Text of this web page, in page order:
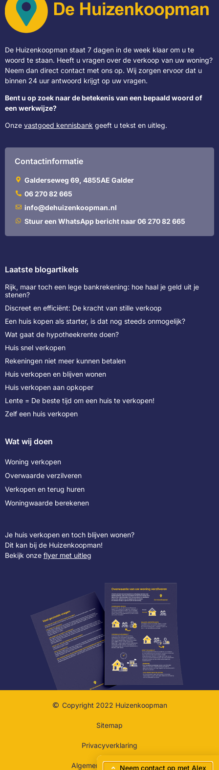
De Huizenkoopman staat 7 dagen in de week klaar om u te
woord te staan. Heeft u vragen over de verkoop van uw woning?
Neem dan direct contact met ons op. Wij zorgen ervoor dat u
binnen 24 uur antwoord krijgt op uw vragen.
Bent u op zoek naar de betekenis van een bepaald woord of
een werkwijze?
Onze vastgoed kennisbank geeft u tekst en uitleg.
Contactinformatie
Galderseweg 69, 4855AE Galder
06 270 82 665
info@dehuizenkoopman.nl
Stuur een WhatsApp bericht naar 06 270 82 665
Laatste blogartikels
Rijk, maar toch een lege bankrekening: hoe haal je geld uit je
stenen?
Discreet en efficiënt: De kracht van stille verkoop
Een huis kopen als starter, is dat nog steeds onmogelijk?
Wat gaat de hypotheekrente doen?
Huis snel verkopen
Rekeningen niet meer kunnen betalen
Huis verkopen en blijven wonen
Huis verkopen aan opkoper
Lente = De beste tijd om een huis te verkopen!
Zelf een huis verkopen
Wat wij doen
Woning verkopen
Overwaarde verzilveren
Verkopen en terug huren
Woningwaarde berekenen
Je huis verkopen en toch blijven wonen?
Dit kan bij de Huizenkoopman!
Bekijk onze flyer met uitleg
Copyright 2022 Huizenkoopman
Sitemap
Privacyverklaring
Algemene voorwaardenNeem contact op met Alex